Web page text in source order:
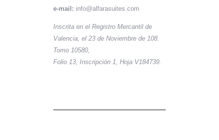
e-mail: info@alfarasuites.com
Inscrita en el Registro Mercantil de
Valencia, el 23 de Noviembre de 108.
Tomo 10580,
Folio 13, Inscripción 1, Hoja V184739.